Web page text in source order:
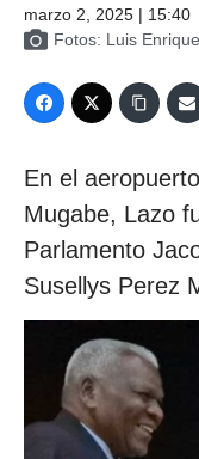
marzo 2, 2025 | 15:40
Fotos: Luis
En el
Mugabe, Lazo
Parlamento
Susellys Perez